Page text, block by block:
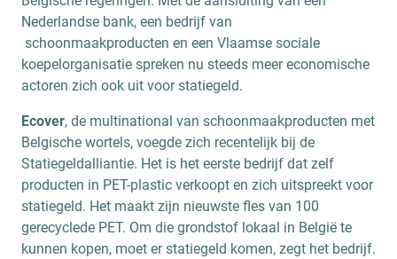
Nederlandse bank, een bedrijf van
schoonmaakproducten en een Vlaamse sociale
koepelorganisatie spreken nu steeds meer economische
actoren zich ook uit voor statiegeld.
Ecover, de multinational van schoonmaakproducten met
Belgische wortels, voegde zich recentelijk bij de
Statiegeldalliantie. Het is het eerste bedrijf dat zelf
producten in PET-plastic verkoopt en zich uitspreekt voor
statiegeld. Het maakt zijn nieuwste fles van 100
gerecyclede PET. Om die grondstof lokaal in België te
kunnen kopen, moet er statiegeld komen, zegt het bedrijf.